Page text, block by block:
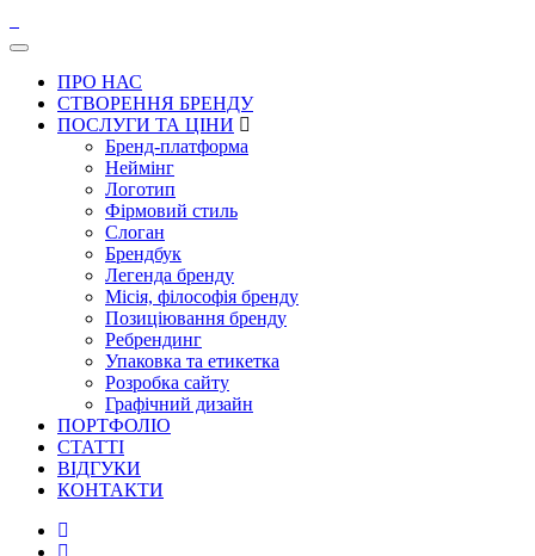
ПРО НАС
СТВОРЕННЯ БРЕНДУ
ПОСЛУГИ ТА ЦІНИ
Бренд-платформа
Неймінг
Логотип
Фірмовий стиль
Слоган
Брендбук
Легенда бренду
Місія, філософія бренду
Позиціювання бренду
Ребрендинг
Упаковка та етикетка
Розробка сайту
Графічний дизайн
ПОРТФОЛІО
СТАТТІ
ВІДГУКИ
КОНТАКТИ